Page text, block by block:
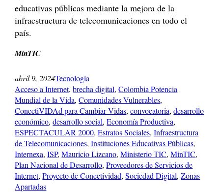
educativas públicas mediante la mejora de la
infraestructura de telecomunicaciones en todo el
país.
MinTIC
abril 9, 2024Tecnología
Acceso a Internet, brecha digital, Colombia Potencia
Mundial de la Vida, Comunidades Vulnerables
ConectiVIDAd para Cambiar Vidas, convocatoria, desarrollo
económico, desarrollo social, Economía Productiva
ESPECTACULAR 2000, Estratos Sociales, Infraestructura
de Telecomunicaciones, Instituciones Educativas Públicas
Internexa, ISP, Mauricio Lizcano, Ministerio TIC, MinTIC
Plan Nacional de Desarrollo, Proveedores de Servicios de
Internet, Proyecto de Conectividad, Sociedad Digital, Zonas
Apartadas